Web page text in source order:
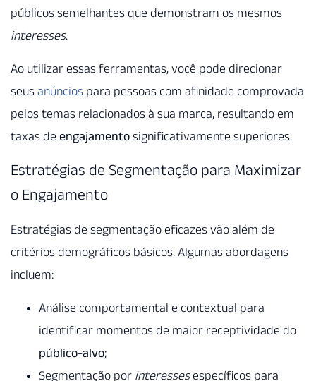
públicos semelhantes que demonstram os mesmos
interesses.
Ao utilizar essas ferramentas, você pode direcionar
seus anúncios para pessoas com afinidade comprovada
pelos temas relacionados à sua marca, resultando em
taxas de engajamento significativamente superiores.
Estratégias de Segmentação para Maximizar
o Engajamento
Estratégias de segmentação eficazes vão além de
critérios demográficos básicos. Algumas abordagens
incluem:
Análise comportamental e contextual para
identificar momentos de maior receptividade do
público-alvo;
Segmentação por interessesespecíficos para